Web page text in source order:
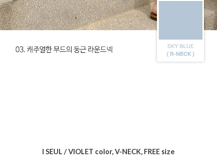
I SEUL / VIOLET color, V-NECK, FREE size